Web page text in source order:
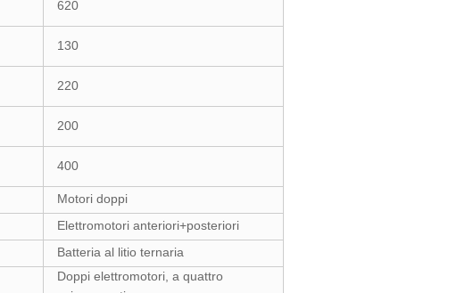
620
130
220
200
400
Motori doppi
Elettromotori anteriori+posteriori
Batteria al litio ternaria
Doppi elettromotori, a quattro